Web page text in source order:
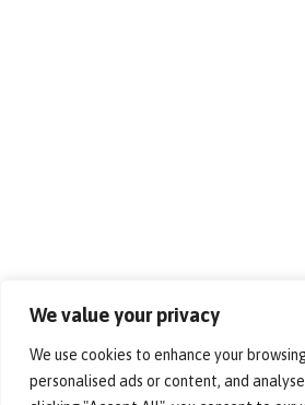
We value your privacy
We use cookies to enhance your
personalised ads or content, and